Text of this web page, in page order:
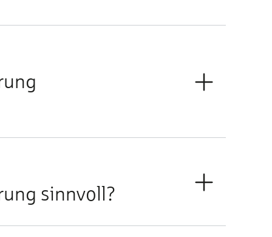
sinnvoll?